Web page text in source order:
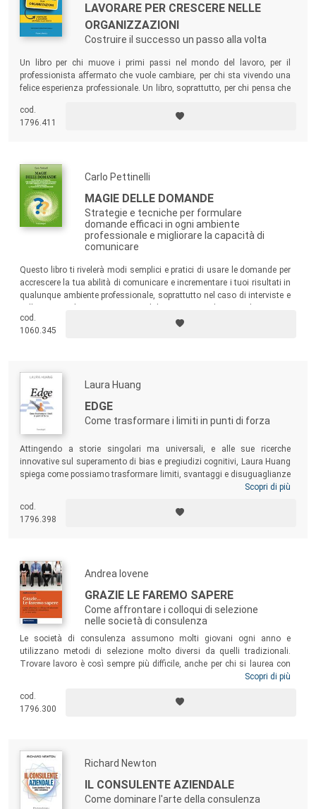
LAVORARE PER CRESCERE NELLE
ORGANIZZAZIONI
Costruire il successo un passo alla volta
Un libro per chi muove i primi passi nel mondo del lavoro, per il
professionista affermato che vuole cambiare, per chi sta vivendo una
felice esperienza professionale. Un libro, soprattutto, per chi pensa che
costruito passo dopo passo, con metodo e dedizione.
cod.
1796.411
Carlo Pettinelli
MAGIE DELLE DOMANDE
Strategie e tecniche per formulare
domande efficaci in ogni ambiente
professionale e migliorare la capacità di
comunicare
Questo libro ti rivelerà modi semplici e pratici di usare le domande per
accrescere la tua abilità di comunicare e incrementare i tuoi risultati in
qualunque ambiente professionale, soprattutto nel caso di interviste e
e tecniche di immediato utilizzo, raccolte e sperimentate dall’Autore
nella sua lunga esperienza di dirigente aziendale, negoziatore e coach.
cod.
1060.345
Laura Huang
EDGE
Come trasformare i limiti in punti di forza
Attingendo a storie singolari ma universali, e alle sue ricerche
innovative sul superamento di bias e pregiudizi cognitivi, Laura Huang
spiega come possiamo trasformare limiti, svantaggi e disuguaglianze
in solidi punti di forza, che ci consentano di distinguerci in positivo. È
di un sistema imperfetto. E avere successo significa sapere chi siamo,
usando questa consapevolezza in modo strategico e senza timori.
Scopri di più
cod.
1796.398
Andrea Iovene
GRAZIE LE FAREMO SAPERE
Come affrontare i colloqui di selezione
nelle società di consulenza
Le società di consulenza assumono molti giovani ogni anno e
utilizzano metodi di selezione molto diversi da quelli tradizionali.
Trovare lavoro è così sempre più difficile, anche per chi si laurea con
ottimi voti. In questo libro i numerosi consigli, le esercitazioni pratiche,
aiuteranno i candidati ad affrontare con maggiore consapevolezza
ogni singolo step del processo di selezione.
Scopri di più
cod.
1796.300
Richard Newton
IL CONSULENTE AZIENDALE
Come dominare l'arte della consulenza